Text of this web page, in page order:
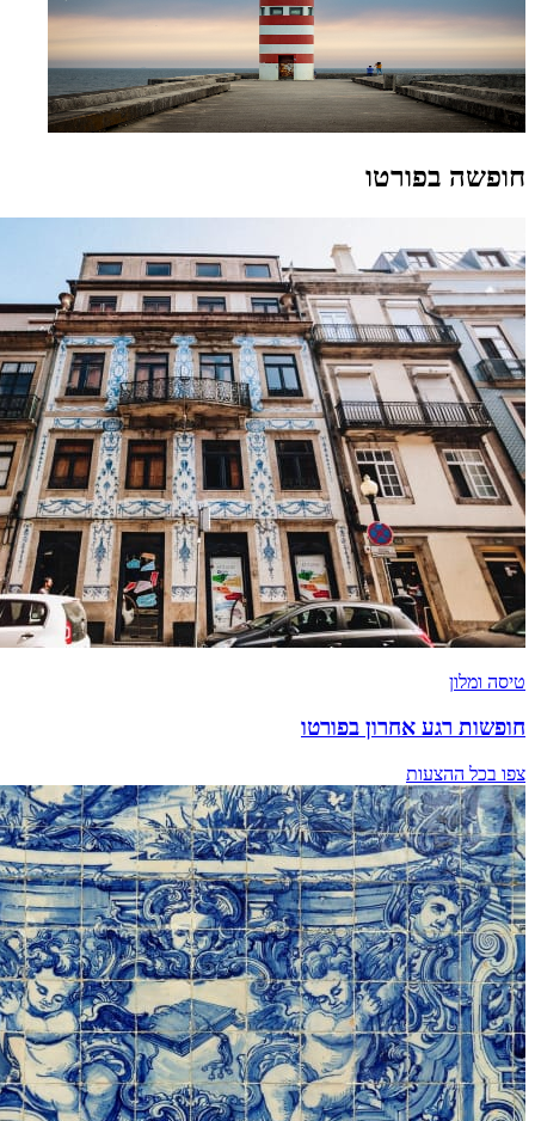
חופשה בפורטו
טיסה ומלון
חופשות רגע אחרון בפורטו
צפו בכל ההצעות